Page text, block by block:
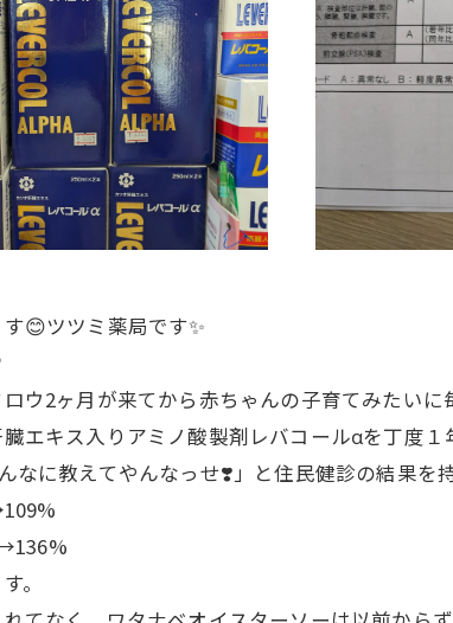
😊ツツミ薬局です✨
ウ2ヶ月が来てから赤ちゃんの子育てみたい
エキス入りアミノ酸製剤レバコールαを丁度
なに教えてやんなっせ❣️」と住民健診の結果を
。